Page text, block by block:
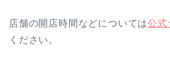
店舗の開店時間などについては公式
ください。